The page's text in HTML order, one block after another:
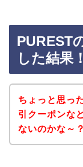
PUREST
した結果！
ちょっと思っ
引クーポンな
ないのかな～？